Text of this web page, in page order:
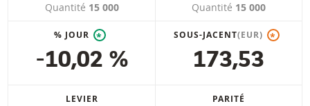
Quantité 15 000 Quantité 15 000
% JOUR *
-10,02 %
SOUS-JACENT(EUR) *
173,53
LEVIER PARITÉ